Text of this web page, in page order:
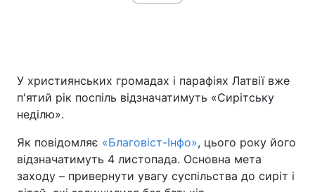
Головна Війна
У християнських громадах і парафіях Латвії вже
п'ятий рік поспіль відзначатимуть «Сирітську
неділю».
Як повідомляє «Благовіст-Інфо», цього року його
відзначатимуть 4 листопада. Основна мета
заходу – привернути увагу суспільства до сиріт і